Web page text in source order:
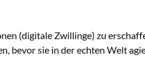
(digitale Zwillinge) zu
bevor sie in der echten Welt